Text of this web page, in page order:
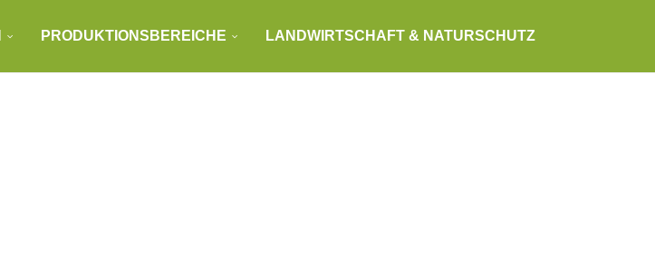
PRODUKTIONSBEREICHE LANDWIRTSCHAFT & NATURSCHUTZ